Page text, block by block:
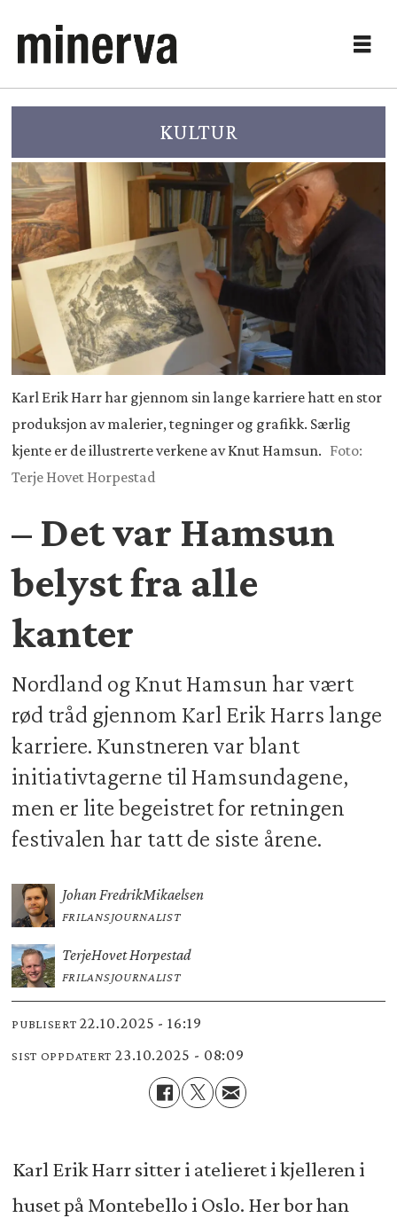
KULTUR
Karl Erik Harr har gjennom sin lange karriere hatt en stor
produksjon av malerier, tegninger og grafikk. Særlig
kjente er de illustrerte verkene av Knut Hamsun. Foto:
Terje Hovet Horpestad
– Det var Hamsun
belyst fra alle
kanter
Nordland og Knut Hamsun har vært
rød tråd gjennom Karl Erik Harrs lange
karriere. Kunstneren var blant
initiativtagerne til Hamsundagene,
men er lite begeistret for retningen
festivalen har tatt de siste årene.
Johan FredrikMikaelsen
FRILANSJOURNALIST
TerjeHovet Horpestad
FRILANSJOURNALIST
PUBLISERT 22.10.2025 - 16:19
SIST OPPDATERT 23.10.2025 - 08:09
Karl Erik Harr sitter i atelieret i kjelleren i
huset på Montebello i Oslo. Her bor han